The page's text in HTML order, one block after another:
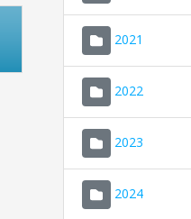
2021
2022
2023
2024